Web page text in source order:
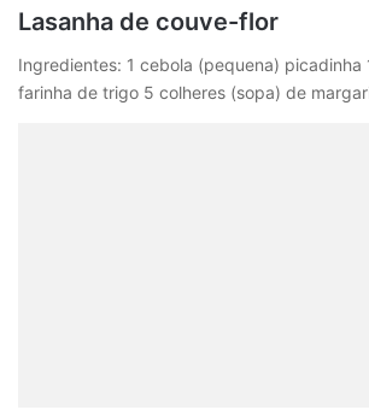
Lasanha de couve-flor
Ingredientes: 1 cebola (pequena) picadinha
farinha de trigo 5 colheres (sopa) de